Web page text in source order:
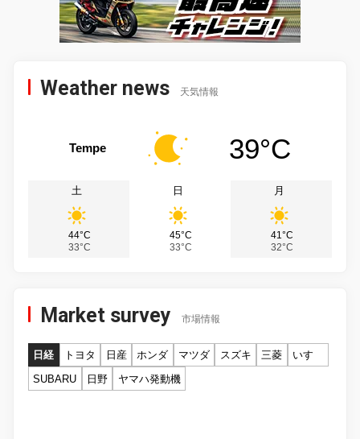
Weather news 天気情報
Tempe 39°C
土
44°C
33°C
日
45°C
33°C
月
41°C
32°C
Market survey 市場情報
日経 トヨタ 日産 ホンダ マツダ スズキ 三菱
いすゞ
SUBARU
日野 ヤマハ発動機